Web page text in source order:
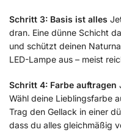
Schritt 3: Basis ist alles
dran. Eine dünne Schicht
und schützt deinen
LED-Lampe aus – meist
Schritt 4: Farbe auftragen
Wähl deine Lieblingsfarbe
Trag den Gellack in einer
dass du alles gleichmäßig